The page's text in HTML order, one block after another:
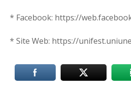
* Facebook: https://
* Site Web: https://